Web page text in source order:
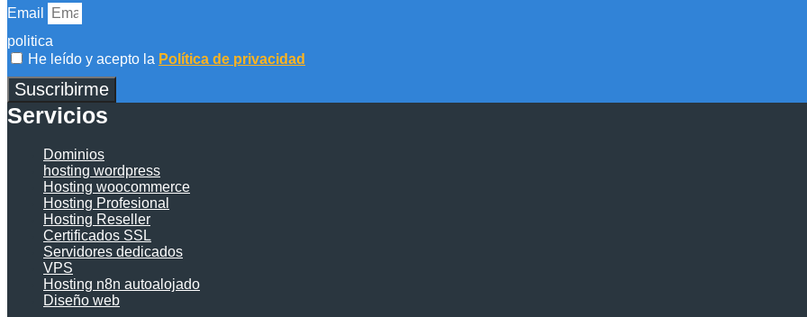
Email
politica
He leído y acepto la Política de privacidad
Suscribirme
Servicios
Dominios
hosting wordpress
Hosting woocommerce
Hosting Profesional
Hosting Reseller
Certificados SSL
Servidores dedicados
VPS
Hosting n8n autoalojado
Diseño web